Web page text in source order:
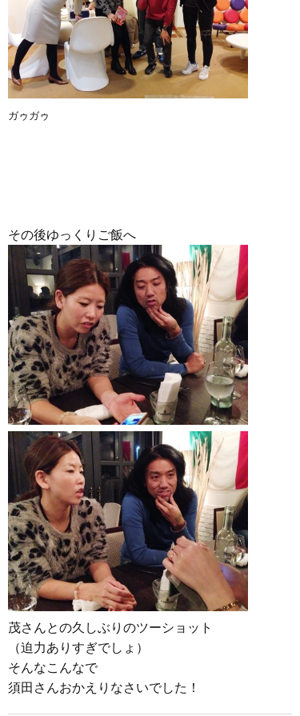
ガゥガゥ
その後ゆっくりご飯へ
茂さんとの久しぶりのツーショット
（迫力ありすぎでしょ）
そんなこんなで
須田さんおかえりなさいでした！